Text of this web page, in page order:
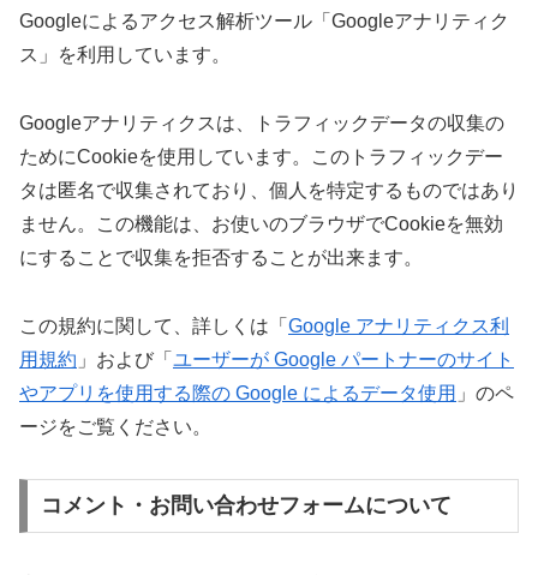
Googleによるアクセス解析ツール「Googleアナリティク
ス」を利用しています。
Googleアナリティクスは、トラフィックデータの収集の
ためにCookieを使用しています。このトラフィックデー
タは匿名で収集されており、個人を特定するものではあり
ません。この機能は、お使いのブラウザでCookieを無効
にすることで収集を拒否することが出来ます。
この規約に関して、詳しくは「 Google アナリティクス利
用規約 」および「 ユーザーが Google パートナーのサイト
やアプリを使用する際の Google によるデータ使用 」のペ
ージをご覧ください。
コメント・お問い合わせフォームについて